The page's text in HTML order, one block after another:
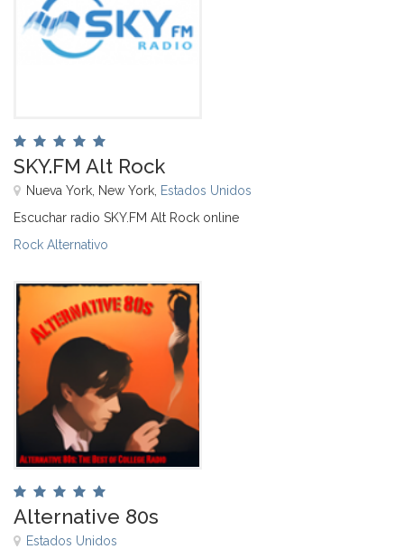
SKY.FM Alt Rock
Nueva York, New York, Estados Unidos
Escuchar radio SKY.FM Alt Rock online
Rock Alternativo
Alternative 80s
Estados Unidos